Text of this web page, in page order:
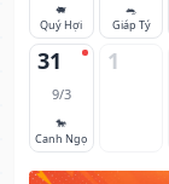
🐖
Quý Hợi
🐀
Giáp Tý
31
9/3
🐎
Canh Ngọ
1